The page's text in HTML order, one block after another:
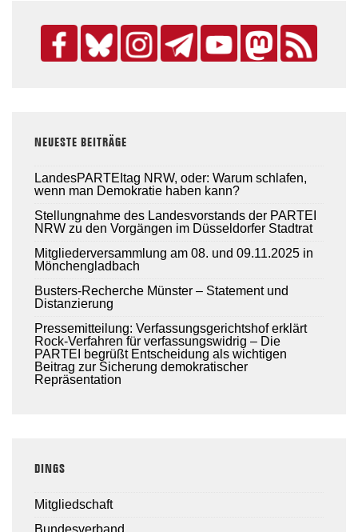
NEUESTE BEITRÄGE
LandesPARTEItag NRW, oder: Warum schlafen,
wenn man Demokratie haben kann?
Stellungnahme des Landesvorstands der PARTEI
NRW zu den Vorgängen im Düsseldorfer Stadtrat
Mitgliederversammlung am 08. und 09.11.2025 in
Mönchengladbach
Busters-Recherche Münster – Statement und
Distanzierung
Pressemitteilung: Verfassungsgerichtshof erklärt
Rock-Verfahren für verfassungswidrig – Die
PARTEI begrüßt Entscheidung als wichtigen
Beitrag zur Sicherung demokratischer
Repräsentation
DINGS
Mitgliedschaft
Bundesverband